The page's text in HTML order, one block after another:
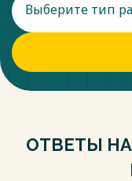
Выберите тип
ОТВЕТЫ